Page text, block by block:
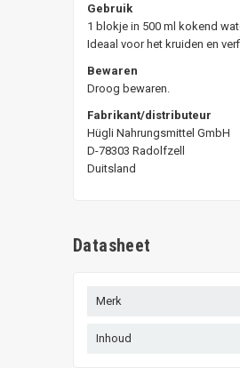
Gebruik
1 blokje in 500 ml kokend
Ideaal voor het kruiden en
Bewaren
Droog bewaren.
Fabrikant/distributeur
Hügli Nahrungsmittel GmbH
D-78303 Radolfzell
Duitsland
Datasheet
Merk
Inhoud